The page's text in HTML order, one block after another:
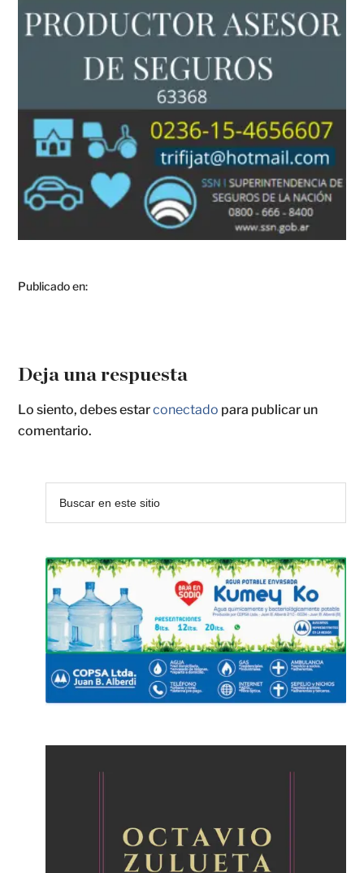
Publicado en:
Deja una respuesta
Lo siento, debes estarconectado para publicar un
comentario.